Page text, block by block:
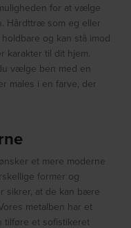
for at vælge
Hårdttræ som eg eller
og kan stå imod
karakter til dit hjem.
vælge ben med en
males i en farve, der
et mere moderne
former og
sikrer, at de kan bære
metalben har et
tilføre et sofistikeret